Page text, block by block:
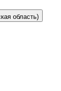
область)